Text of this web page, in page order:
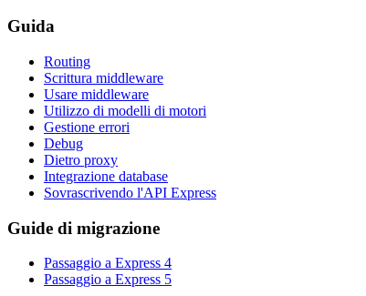
Guida
Routing
Scrittura middleware
Usare middleware
Utilizzo di modelli di motori
Gestione errori
Debug
Dietro proxy
Integrazione database
Sovrascrivendo l'API Express
Guide di migrazione
Passaggio a Express 4
Passaggio a Express 5